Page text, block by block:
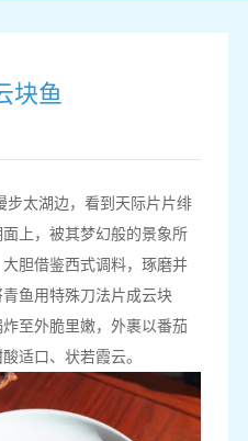
块鱼
步太湖边，看到天际片片绯
上，被其梦幻般的景象所
胆借鉴西式调料，琢磨并
鱼用特殊刀法片成云块
至外脆里嫩，外裹以番茄
适口、状若霞云。